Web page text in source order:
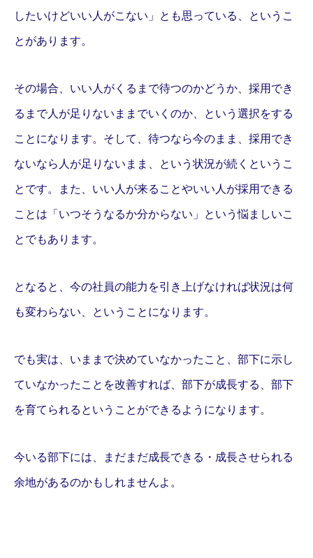
したいけどいい人がこない」とも思っている、というこ
とがあります。
その場合、いい人がくるまで待つのかどうか、採用でき
るまで人が足りないままでいくのか、という選択をする
ことになります。そして、待つなら今のまま、採用でき
ないなら人が足りないまま、という状況が続くというこ
とです。また、いい人が来ることやいい人が採用できる
ことは「いつそうなるか分からない」という悩ましいこ
とでもあります。
となると、今の社員の能力を引き上げなければ状況は何
も変わらない、ということになります。
でも実は、いままで決めていなかったこと、部下に示し
ていなかったことを改善すれば、部下が成長する、部下
を育てられるということができるようになります。
今いる部下には、まだまだ成長できる・成長させられる
余地があるのかもしれませんよ。